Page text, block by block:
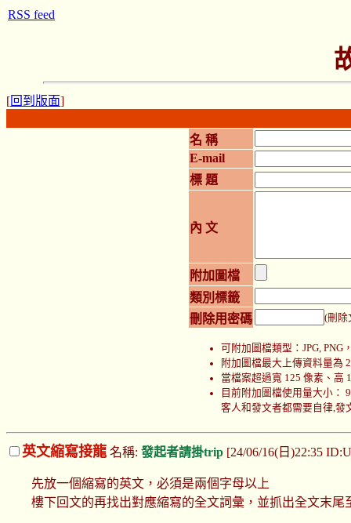
[回到版面]
名 稱
E-mail
標 題
內 文
附加圖檔
類別標籤
刪除用密碼
(刪除
可附加圖檔類型：JPG, PNG
附加圖檔最大上傳資料量為
當檔案超過寬 125 像素、高
目前附加圖檔使用量大小：
客人和發文者都需要自律,發
英文縮寫接龍 名稱: 發起者請掛trip [24/06/16(日)22:35
先放一個縮寫的英文，必須是兩個字母以上
樓下回文的再找出對應縮寫的全文詞彙，並抓出全文末
RSS feed